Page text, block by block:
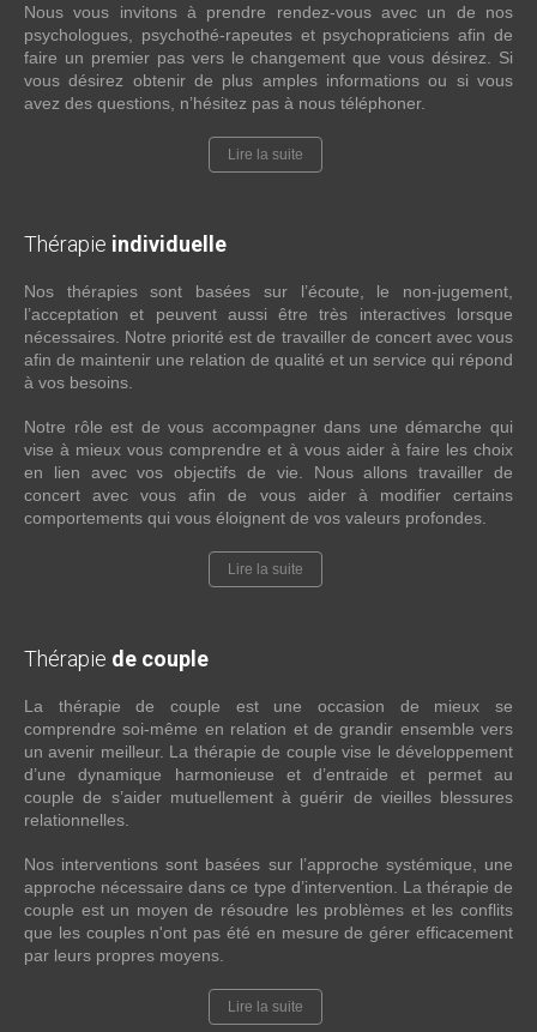
Nous vous invitons à prendre rendez-vous avec un de nos
psychologues, psychothé-rapeutes et psychopraticiens afin de
faire un premier pas vers le changement que vous désirez. Si
vous désirez obtenir de plus amples informations ou si vous
avez des questions, n’hésitez pas à nous téléphoner.
Lire la suite
Thérapie individuelle
Nos thérapies sont basées sur l’écoute, le non-jugement,
l’acceptation et peuvent aussi être très interactives lorsque
nécessaires. Notre priorité est de travailler de concert avec vous
afin de maintenir une relation de qualité et un service qui répond
à vos besoins.
Notre rôle est de vous accompagner dans une démarche qui
vise à mieux vous comprendre et à vous aider à faire les choix
en lien avec vos objectifs de vie. Nous allons travailler de
concert avec vous afin de vous aider à modifier certains
comportements qui vous éloignent de vos valeurs profondes.
Lire la suite
Thérapie de couple
La thérapie de couple est une occasion de mieux se
comprendre soi-même en relation et de grandir ensemble vers
un avenir meilleur. La thérapie de couple vise le développement
d’une dynamique harmonieuse et d’entraide et permet au
couple de s’aider mutuellement à guérir de vieilles blessures
relationnelles.
Nos interventions sont basées sur l’approche systémique, une
approche nécessaire dans ce type d’intervention. La thérapie de
couple est un moyen de résoudre les problèmes et les conflits
que les couples n'ont pas été en mesure de gérer efficacement
par leurs propres moyens.
Lire la suite